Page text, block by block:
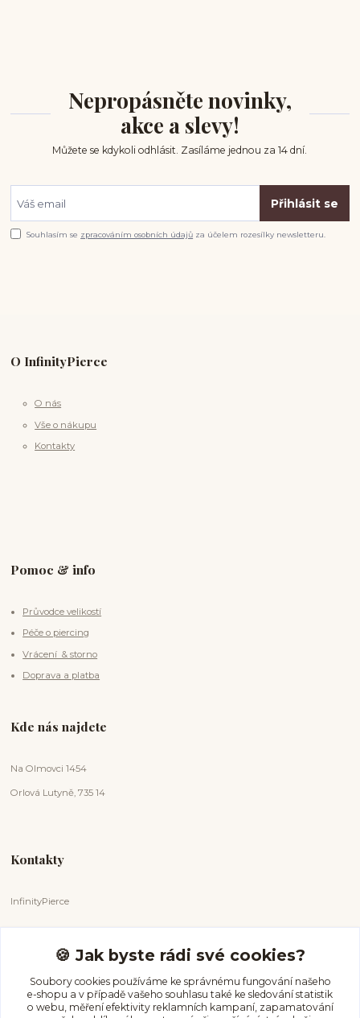
Nepropásněte novinky,
akce a slevy!
Můžete se kdykoli odhlásit. Zasíláme jednou za 14 dní.
Přihlásit se
Souhlasím se zpracováním osobních údajů za účelem rozesílky newsletteru.
O InfinityPierce
O nás
Vše o nákupu
Kontakty
Pomoc & info
Průvodce velikostí
Péče o piercing
Vrácení & storno
Doprava a platba
Kde nás najdete
Na Olmovci 1454
Orlová Lutyně, 735 14
Kontakty
InfinityPierce
+420 731 681 038
(Po-Ne, 9-18 hod.)
info@infinitypierce.cz
🍪 Jak byste rádi své cookies?
Soubory cookies používáme ke správnému fungování našeho
e-shopu a v případě vašeho souhlasu také ke sledování statistik
o webu, měření efektivity reklamních kampaní, zapamatování